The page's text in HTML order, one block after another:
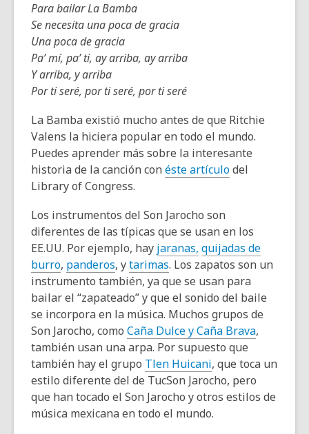
Para bailar La Bamba
Se necesita una poca de gracia
Una poca de gracia
Pa’ mí, pa’ ti, ay arriba, ay arriba
Y arriba, y arriba
Por ti seré, por ti seré, por ti seré
La Bamba existió mucho antes de que Ritchie
Valens la hiciera popular en todo el mundo.
Puedes aprender más sobre la interesante
historia de la canción con éste artículodel
Library of Congress.
Los instrumentos del Son Jarocho son
diferentes de las típicas que se usan en los
EE.UU. Por ejemplo, hay jaranas, quijadas de
burro, panderos, ytarimas. Los zapatos son un
instrumento también, ya que se usan para
bailar el “zapateado” y que el sonido del baile
se incorpora en la música. Muchos grupos de
Son Jarocho, como Caña Dulce y Caña Brava,
también usan una arpa. Por supuesto que
también hay el grupo Tlen Huicani, que toca un
estilo diferente del de TucSon Jarocho, pero
que han tocado el Son Jarocho y otros estilos de
música mexicana en todo el mundo.